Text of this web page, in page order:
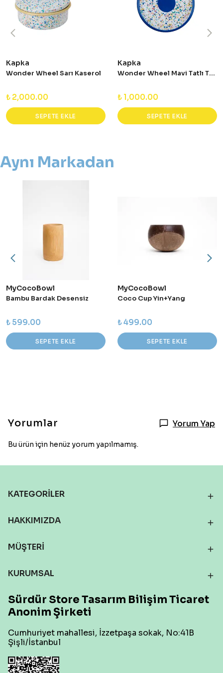
Kapka
Wonder Wheel Sarı Kaserol
₺ 2,000.00
SEPETE EKLE
Kapka
Wonder Wheel Mavi Tatlı Tabağı
₺ 1,000.00
SEPETE EKLE
Aynı Markadan
MyCocoBowl
Bambu Bardak Desensiz
₺ 599.00
SEPETE EKLE
MyCocoBowl
Coco Cup Yin+Yang
₺ 499.00
SEPETE EKLE
Yorumlar Yorum Yap
Bu ürün için henüz yorum yapılmamış.
KATEGORİLER
HAKKIMIZDA
MÜŞTERİ
KURUMSAL
Sürdür Store Tasarım Bilişim Ticaret
Anonim Şirketi
Cumhuriyet mahallesi, İzzetpaşa sokak, No:41B
Şişli/İstanbul